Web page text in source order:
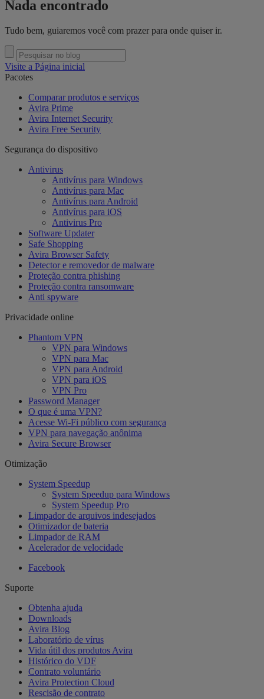
Nada encontrado
Tudo bem, guiaremos você com prazer para onde quiser ir.
Visite a Página inicial
Pacotes
Comparar produtos e serviços
Avira Prime
Avira Internet Security
Avira Free Security
Segurança do dispositivo
Antivirus
Antivírus para Windows
Antivírus para Mac
Antivírus para Android
Antivírus para iOS
Antivirus Pro
Software Updater
Safe Shopping
Avira Browser Safety
Detector e removedor de malware
Proteção contra phishing
Proteção contra ransomware
Anti spyware
Privacidade online
Phantom VPN
VPN para Windows
VPN para Mac
VPN para Android
VPN para iOS
VPN Pro
Password Manager
O que é uma VPN?
Acesse Wi-Fi público com segurança
VPN para navegação anônima
Avira Secure Browser
Otimização
System Speedup
System Speedup para Windows
System Speedup Pro
Limpador de arquivos indesejados
Otimizador de bateria
Limpador de RAM
Acelerador de velocidade
Facebook
Suporte
Obtenha ajuda
Downloads
Avira Blog
Laboratório de vírus
Vida útil dos produtos Avira
Histórico do VDF
Contrato voluntário
Avira Protection Cloud
Rescisão de contrato